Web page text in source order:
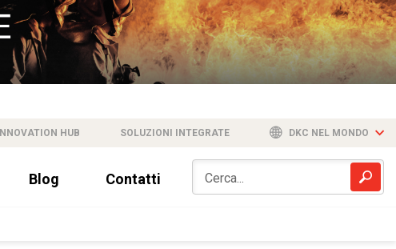
INNOVATION HUB SOLUZIONI INTEGRATE DKC NEL MONDO
Blog Contatti